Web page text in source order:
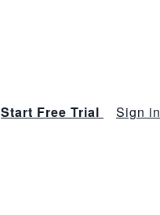
Start Free Trial Sign in